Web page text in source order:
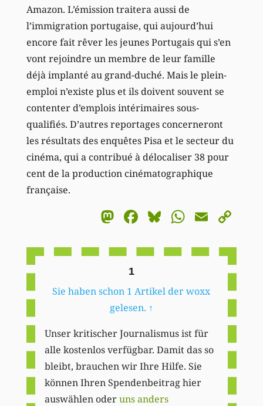
Amazon. L’émission traitera aussi de
l’immigration portugaise, qui aujourd’hui
encore fait rêver les jeunes Portugais qui s’en
vont rejoindre un membre de leur famille
déjà implanté au grand-duché. Mais le plein-
emploi n’existe plus et ils doivent souvent se
contenter d’emplois intérimaires sous-
qualifiés. D’autres reportages concerneront
les résultats des enquêtes Pisa et le secteur du
cinéma, qui a contribué à délocaliser 38 pour
cent de la production cinématographique
française.
Mastodon
Facebook
BlueskyEmail
1
Sie haben schon 1 Artikel der woxx
gelesen. ↑
Unser kritischer Journalismus ist für
alle kostenlos verfügbar. Damit das so
bleibt, brauchen wir Ihre Hilfe. Sie
können Ihren Spendenbeitrag hier
auswählen oderuns anders